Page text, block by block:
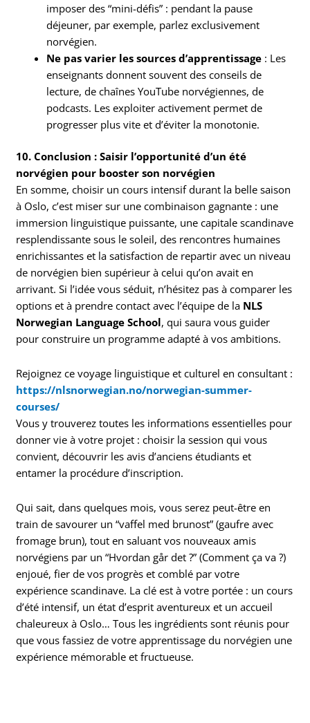
imposer des “mini-défis” : pendant la pause
déjeuner, par exemple, parlez exclusivement
norvégien.
Ne pas varier les sources d’apprentissage : Les
enseignants donnent souvent des conseils de
lecture, de chaînes YouTube norvégiennes, de
podcasts. Les exploiter activement permet de
progresser plus vite et d’éviter la monotonie.
10. Conclusion : Saisir l’opportunité d’un été
norvégien pour booster son norvégien
En somme, choisir un cours intensif durant la belle saison
à Oslo, c’est miser sur une combinaison gagnante : une
immersion linguistique puissante, une capitale scandinave
resplendissante sous le soleil, des rencontres humaines
enrichissantes et la satisfaction de repartir avec un niveau
de norvégien bien supérieur à celui qu’on avait en
arrivant. Si l’idée vous séduit, n’hésitez pas à comparer les
options et à prendre contact avec l’équipe de la NLS
Norwegian Language School, qui saura vous guider
pour construire un programme adapté à vos ambitions.
Rejoignez ce voyage linguistique et culturel en consultant :
https://nlsnorwegian.no/norwegian-summer-
courses/
Vous y trouverez toutes les informations essentielles pour
donner vie à votre projet : choisir la session qui vous
convient, découvrir les avis d’anciens étudiants et
entamer la procédure d’inscription.
Qui sait, dans quelques mois, vous serez peut-être en
train de savourer un “vaffel med brunost” (gaufre avec
fromage brun), tout en saluant vos nouveaux amis
norvégiens par un “Hvordan går det ?” (Comment ça va ?)
enjoué, fier de vos progrès et comblé par votre
expérience scandinave. La clé est à votre portée : un cours
d’été intensif, un état d’esprit aventureux et un accueil
chaleureux à Oslo… Tous les ingrédients sont réunis pour
que vous fassiez de votre apprentissage du norvégien une
expérience mémorable et fructueuse.